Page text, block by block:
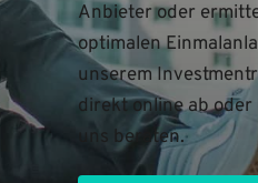
Anbieter oder
optimalen
unserem
direkt online ab oder
uns beraten.